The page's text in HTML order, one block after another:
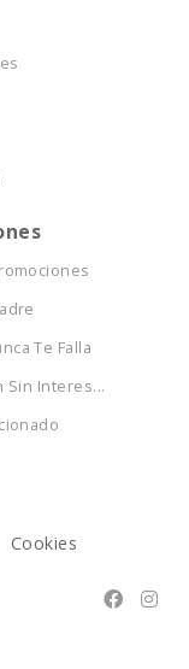
Te Falla
Sin Interes...
Cookies
 